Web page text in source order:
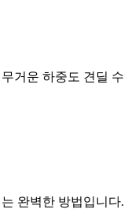
거운 하중도 견딜
완벽한 방법입니다